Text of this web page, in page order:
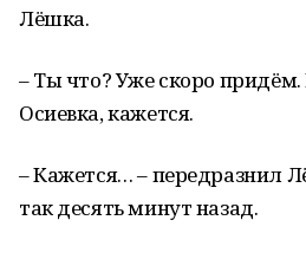
Лёшка.
– Ты что? Уже скоро
Осиевка, кажется.
– Кажется… – передразнил
так десять минут назад.